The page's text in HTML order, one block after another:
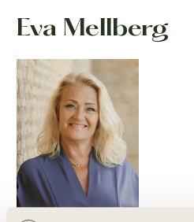
Eva Mellberg